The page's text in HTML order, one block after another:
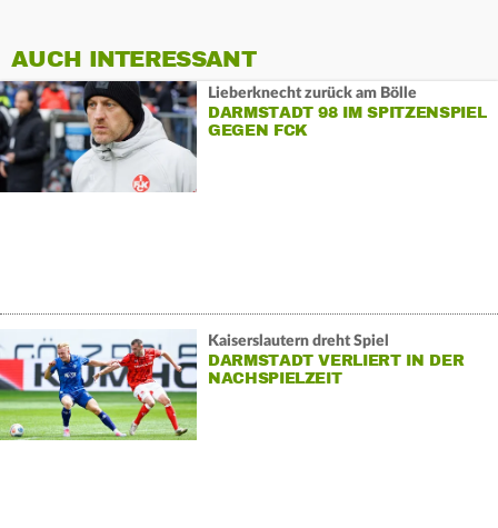
AUCH INTERESSANT
Lieberknecht zurück am Bölle
DARMSTADT 98 IM SPITZENSPIEL
GEGEN FCK
Kaiserslautern dreht Spiel
DARMSTADT VERLIERT IN DER
NACHSPIELZEIT